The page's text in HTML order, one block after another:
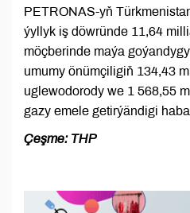
PETRONAS-yň
ýyllyk iş döwründe 11,64
möçberinde maýa
umumy önümçiligiň 134,43
uglewodorody we 1 568,55
gazy emele getirýändigi
Çeşme: THP